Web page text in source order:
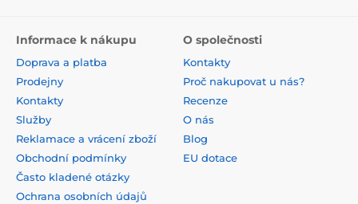
Informace k nákupu
Doprava a platba
Prodejny
Kontakty
Služby
Reklamace a vrácení zboží
Obchodní podmínky
Často kladené otázky
Ochrana osobních údajů
O společnosti
Kontakty
Proč nakupovat u nás?
Recenze
O nás
Blog
EU dotace